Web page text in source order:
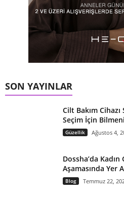
SON YAYINLAR
Cilt Bakım
Seçim İçin
Güzellik Ağustos 4,
Dossha’da
Aşamasında Yer
Blog Temmuz 22,